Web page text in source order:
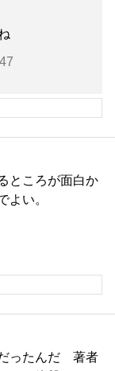
ところが面白か
よい。
ったんだ 著者